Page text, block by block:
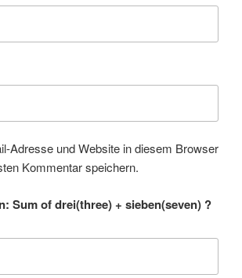
Adresse und Website in diesem Browser
Kommentar speichern.
Sum of drei(three) + sieben(seven) ?